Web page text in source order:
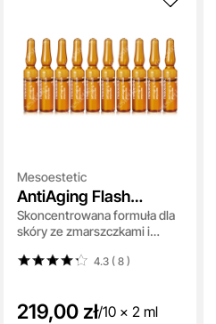
Mesoestetic
AntiAging Flash
Ampoules
Skoncentrowana formuła dla
skóry ze zmarszczkami i
natychmiastowy efekt liftingu
4.3 ( 8)
219,00 zł/10 x 2 ml